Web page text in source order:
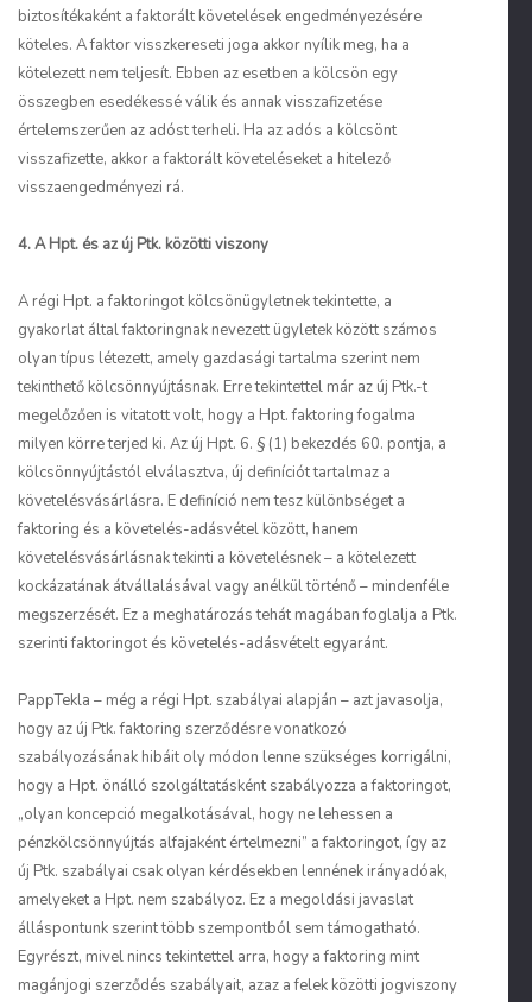
biztosítékaként a faktorált követelések engedményezésére
köteles. A faktor visszkereseti joga akkor nyílik meg, ha a
kötelezett nem teljesít. Ebben az esetben a kölcsön egy
összegben esedékessé válik és annak visszafizetése
értelemszerűen az adóst terheli. Ha az adós a kölcsönt
visszafizette, akkor a faktorált követeléseket a hitelező
visszaengedményezi rá.
4. A Hpt. és az új Ptk. közötti viszony
A régi Hpt. a faktoringot kölcsönügyletnek tekintette, a
gyakorlat által faktoringnak nevezett ügyletek között számos
olyan típus létezett, amely gazdasági tartalma szerint nem
tekinthető kölcsönnyújtásnak. Erre tekintettel már az új Ptk.-t
megelőzően is vitatott volt, hogy a Hpt. faktoring fogalma
milyen körre terjed ki. Az új Hpt. 6. § (1) bekezdés 60. pontja, a
kölcsönnyújtástól elválasztva, új definíciót tartalmaz a
követelésvásárlásra. E definíció nem tesz különbséget a
faktoring és a követelés-adásvétel között, hanem
követelésvásárlásnak tekinti a követelésnek – a kötelezett
kockázatának átvállalásával vagy anélkül történő – mindenféle
megszerzését. Ez a meghatározás tehát magában foglalja a Ptk.
szerinti faktoringot és követelés-adásvételt egyaránt.
PappTekla – még a régi Hpt. szabályai alapján – azt javasolja,
hogy az új Ptk. faktoring szerződésre vonatkozó
szabályozásának hibáit oly módon lenne szükséges korrigálni,
hogy a Hpt. önálló szolgáltatásként szabályozza a faktoringot,
„olyan koncepció megalkotásával, hogy ne lehessen a
pénzkölcsönnyújtás alfajaként értelmezni” a faktoringot, így az
új Ptk. szabályai csak olyan kérdésekben lennének irányadóak,
amelyeket a Hpt. nem szabályoz. Ez a megoldási javaslat
álláspontunk szerint több szempontból sem támogatható.
Egyrészt, mivel nincs tekintettel arra, hogy a faktoring mint
magánjogi szerződés szabályait, azaz a felek közötti jogviszony